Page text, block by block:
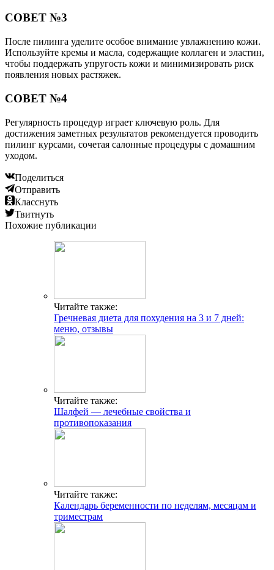
СОВЕТ №3
После пилинга уделите особое внимание увлажнению кожи.
Используйте кремы и масла, содержащие коллаген и эластин,
чтобы поддержать упругость кожи и минимизировать риск
появления новых растяжек.
СОВЕТ №4
Регулярность процедур играет ключевую роль. Для
достижения заметных результатов рекомендуется проводить
пилинг курсами, сочетая салонные процедуры с домашним
уходом.
Поделиться
Отправить
Класснуть
Твитнуть
Похожие публикации
Читайте также:
Гречневая диета для похудения на 3 и 7 дней:
меню, отзывы
Читайте также:
Шалфей — лечебные свойства и
противопоказания
Читайте также:
Календарь беременности по неделям, месяцам и
триместрам